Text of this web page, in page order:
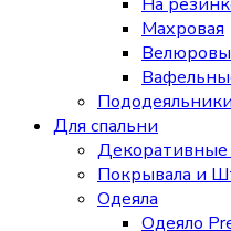
Махровая
Пододеяльники
Для спальни
Декоративные
Покрывала и
Одеяла
Одеяло